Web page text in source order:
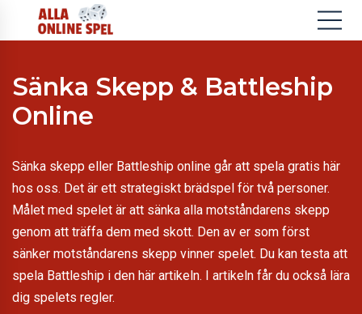
Sänka Skepp & Battleship
Online
Sänka skepp eller Battleship online går att spela gratis här
hos oss. Det är ett strategiskt brädspel för två personer.
Målet med spelet är att sänka alla motståndarens skepp
genom att träffa dem med skott. Den av er som först
sänker motståndarens skepp vinner spelet. Du kan testa att
spela Battleship i den här artikeln. I artikeln får du också lära
dig spelets regler.